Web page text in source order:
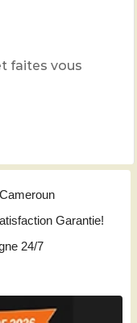
faites vous
Garantie!
24/7